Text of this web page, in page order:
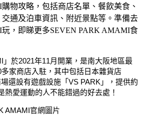
物攻略，包括商店名單、餐飲美食、
通及泊車資訊、附近景點等。準備去
，即睇更多SEVEN PARK AMAMI食
」於2021年11月開業，是南大阪地區最
家商店入駐，其中包括日本雜貨店
場還設有遊戲設施「VS PARK」，提供約
熱愛運動的人不能錯過的好去處！
AMAMI官網圖片